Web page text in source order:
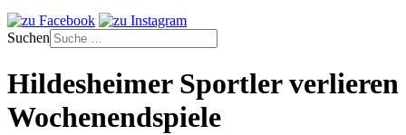
Suchen
Hildesheimer Sportler verlieren
Wochenendspiele